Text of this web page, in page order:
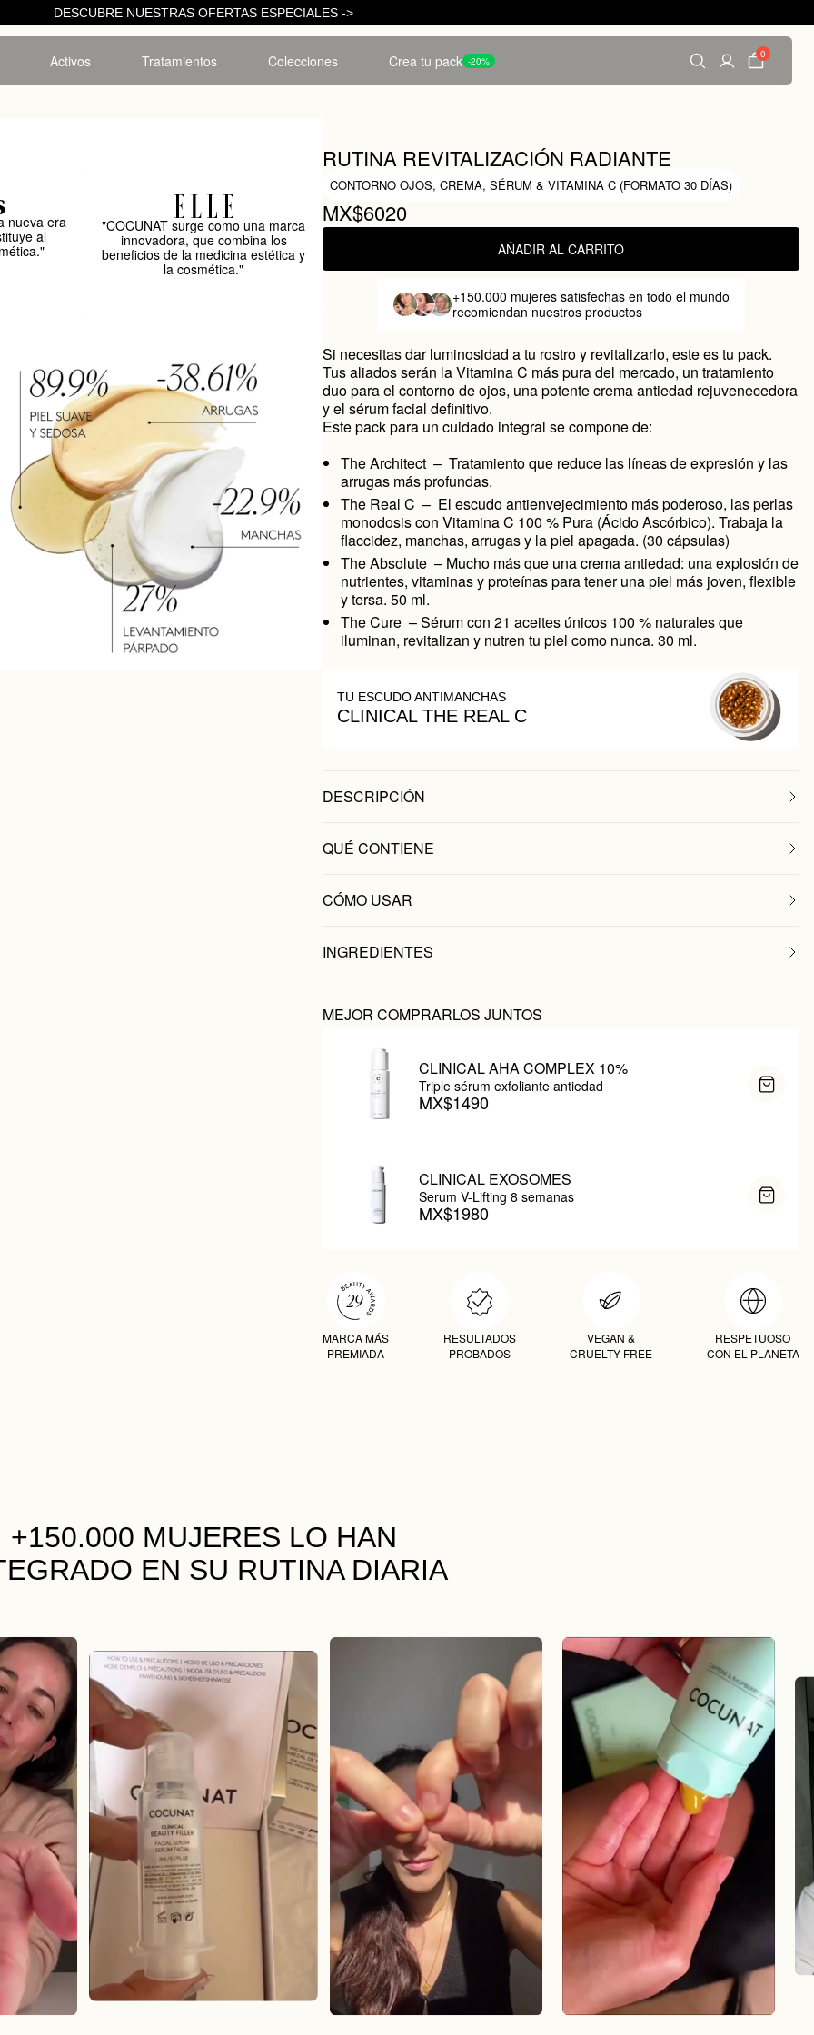
DESCUBRE NUESTRAS OFERTAS ESPECIALES ->
Activos Tratamientos Colecciones Crea tu pack -20%
0
nueva era
al
"COCUNAT surge como una marca
innovadora, que combina los
beneficios de la medicina estética y
la cosmética."
RUTINA REVITALIZACIÓN RADIANTE
CONTORNO OJOS, CREMA, SÉRUM & VITAMINA C (FORMATO 30 DÍAS)
MX$6020
AÑADIR AL CARRITO
+150.000 mujeres satisfechasen todo el mundo
recomiendan nuestros productos
Si necesitas dar luminosidad a tu rostro y revitalizarlo, este es tu pack.
Tus aliados serán la Vitamina C más pura del mercado, un tratamiento
duo para el contorno de ojos, una potente crema antiedad rejuvenecedora
y el sérum facial definitivo.
Este pack para un cuidado integral se compone de:
The Architect – Tratamiento que reduce las líneas de expresión y las
arrugas más profundas.
The Real C – El escudo antienvejecimiento más poderoso, las perlas
monodosis con Vitamina C 100 % Pura (Ácido Ascórbico). Trabaja la
flaccidez, manchas, arrugas y la piel apagada. (30 cápsulas)
The Absolute – Mucho más que una crema antiedad: una explosión de
nutrientes, vitaminas y proteínas para tener una piel más joven, flexible
y tersa. 50 ml.
The Cure – Sérum con 21 aceites únicos 100 % naturales que
iluminan, revitalizan y nutren tu piel como nunca. 30 ml.
TU ESCUDO ANTIMANCHAS
CLINICAL THE REAL C
DESCRIPCIÓN
QUÉ CONTIENE
CÓMO USAR
INGREDIENTES
MEJOR COMPRARLOS JUNTOS
CLINICAL AHA COMPLEX 10%
Triple sérum exfoliante antiedad
MX$1490
CLINICAL EXOSOMES
Serum V-Lifting 8 semanas
MX$1980
MARCA MÁS
PREMIADA
RESULTADOS
PROBADOS
VEGAN &
CRUELTY FREE
RESPETUOSO
CON EL PLANETA
+150.000 MUJERES LO HAN
EN SU RUTINA DIARIA